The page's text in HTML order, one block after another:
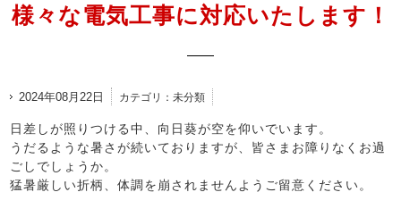
様々な電気工事に対応いたします！
2024年08月22日 カテゴリ：未分類
日差しが照りつける中、向日葵が空を仰いでいます。
うだるような暑さが続いておりますが、皆さまお障りなくお過
ごしでしょうか。
猛暑厳しい折柄、体調を崩されませんようご留意ください。